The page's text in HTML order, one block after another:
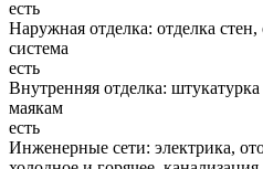
есть
Наружная отделка: отделка
система
есть
Внутренняя отделка:
маякам
есть
Инженерные сети: электрика,